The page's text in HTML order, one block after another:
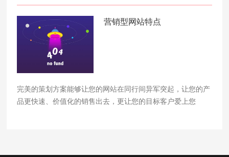
营销型网站特点
完美的策划方案能够让您的网站在同行间异军突起，让您的产
品更快速、价值化的销售出去，更让您的目标客户爱上您